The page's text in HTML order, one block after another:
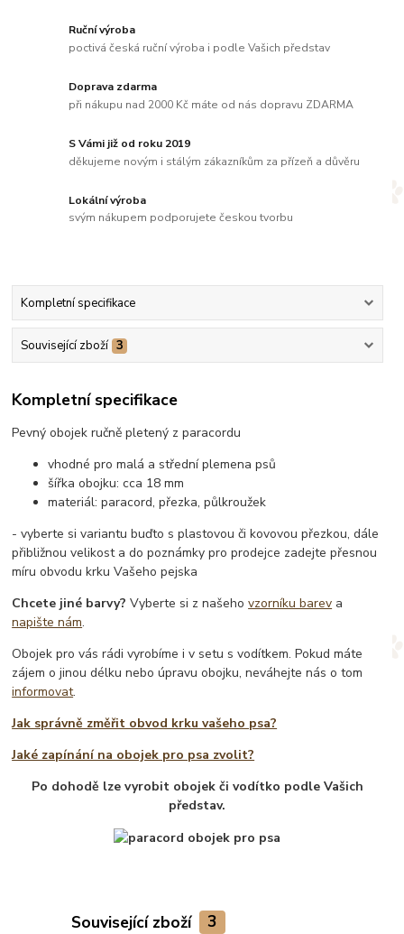
Ruční výroba
poctivá česká ruční výroba i podle Vašich představ
Doprava zdarma
při nákupu nad 2000 Kč máte od nás dopravu ZDARMA
S Vámi již od roku 2019
děkujeme novým i stálým zákazníkům za přízeň a důvěru
Lokální výroba
svým nákupem podporujete českou tvorbu
Kompletní specifikace
Související zboží 3
Kompletní specifikace
Pevný obojek ručně pletený z paracordu
vhodné pro malá a střední plemena psů
šířka obojku: cca 18 mm
materiál: paracord, přezka, půlkroužek
- vyberte si variantu buďto s plastovou či kovovou přezkou, dále
přibližnou velikost a do poznámky pro prodejce zadejte přesnou
míru obvodu krku Vašeho pejska
Chcete jiné barvy? Vyberte si z našehovzorníku barev a
napište nám.
Obojek pro vás rádi vyrobíme i v setu s vodítkem. Pokud máte
zájem o jinou délku nebo úpravu obojku, neváhejte nás o tom
informovat.
Jak správně změřit obvod krku vašeho psa?
Jaké zapínání na obojek pro psa zvolit?
Po dohodě lze vyrobit obojek či vodítko podle Vašich
představ.
Související zboží 3